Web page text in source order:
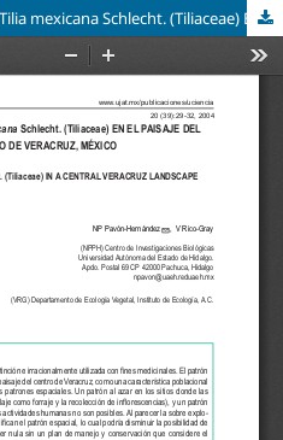
DISTRIBUCIÓN ESPACIAL DE Tilia mexicana Schlecht. (Tiliaceae) EN EL PAISAJE DEL CENTRO DEL ESTADO DE VERACRUZ, MÉXICO